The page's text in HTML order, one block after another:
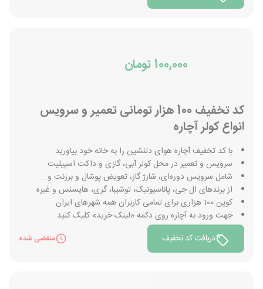
100,000 تومان
کد تخفیف 100 هزار تومانی تعمیر و سرویس
انواع کولر آچاره
با کد تخفیف آچاره هوای دلنشین را به خانه خود بیاورید
سرویس و تعمیر در محل کولر آبی، گازی و داکت اسپیلیت
شامل سرویس دوره‌ای، شارژ گاز، تعویض پوشال و برزنت و...
از برندهای ال جی، پاناسیونیک، توشیبا، گری، هایسنس و غیره
کوپن 100 هزاری برای تمامی کاربران همه شهرهای ایران
جهت ورود به آچاره روی دکمه «لینک خرید» کلیک کنید
دریافت کد تخفیف
منقضی شده